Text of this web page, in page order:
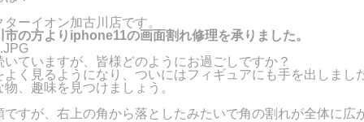
ーイオン加古川店です。
市の方よりiphone11の画面割れ修理を承りました。
いていますが、皆様どのようにお過ごしですか？
よく見るようになり、ついにはフィギュアにも手を出しまし
、趣味を見つけましょう。
ですが、右上の角から落としたみたいで角の割れが全体に広